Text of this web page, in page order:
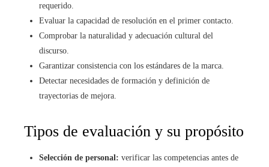
requerido.
Evaluar la capacidad de resolución en el primer contacto.
Comprobar la naturalidad y adecuación cultural del
discurso.
Garantizar consistencia con los estándares de la marca.
Detectar necesidades de formación y definición de
trayectorias de mejora.
Tipos de evaluación y su propósito
Selección de personal: verificar las competencias antes de